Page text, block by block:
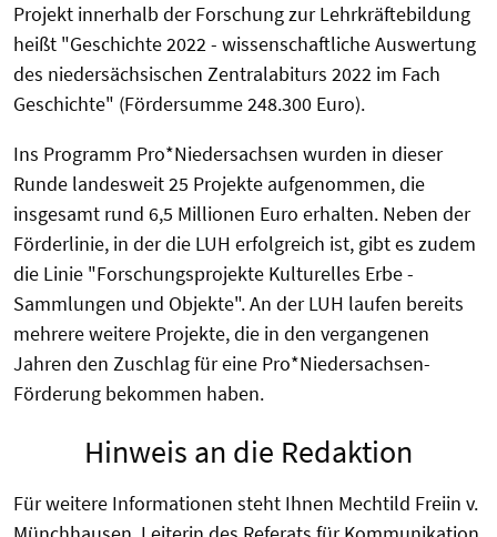
Projekt innerhalb der Forschung zur Lehrkräftebildung
heißt "Geschichte 2022 - wissenschaftliche Auswertung
des niedersächsischen Zentralabiturs 2022 im Fach
Geschichte" (Fördersumme 248.300 Euro).
Ins Programm Pro*Niedersachsen wurden in dieser
Runde landesweit 25 Projekte aufgenommen, die
insgesamt rund 6,5 Millionen Euro erhalten. Neben der
Förderlinie, in der die LUH erfolgreich ist, gibt es zudem
die Linie "Forschungsprojekte Kulturelles Erbe -
Sammlungen und Objekte". An der LUH laufen bereits
mehrere weitere Projekte, die in den vergangenen
Jahren den Zuschlag für eine Pro*Niedersachsen-
Förderung bekommen haben.
Hinweis an die Redaktion
Für weitere Informationen steht Ihnen Mechtild Freiin v.